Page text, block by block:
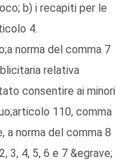
b) i recapiti per le
4.
norma del comma 7
relativa
consentire ai minori
110, comma
a norma del comma 8
3, 4, 5, 6 e 7 &egrave;